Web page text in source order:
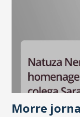
liderança e
mundo fala muito e
sempre existiu para
consistência, e
Vamos reforçar que
marcas, pessoas e
Morre